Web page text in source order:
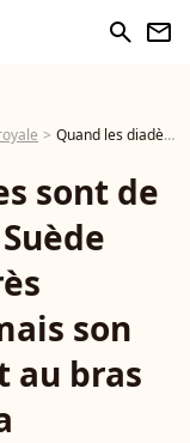
search newsletter
Quand les diadèmes sont de sortie : Sofia de Suède absente après l'accouchement mais son mari Carl apparaît au bras de Victoria
sont de
son
au bras